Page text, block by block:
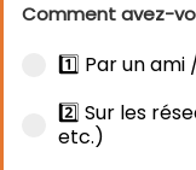
Comment avez-
1️⃣ Par un
2️⃣ Sur les
etc.)